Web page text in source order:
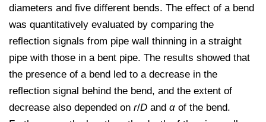
diameters and five different bends. The effect of a bend
was quantitatively evaluated by comparing the
reflection signals from pipe wall thinning in a straight
pipe with those in a bent pipe. The results showed that
the presence of a bend led to a decrease in the
reflection signal behind the bend, and the extent of
decrease also depended on r/D and α of the bend.